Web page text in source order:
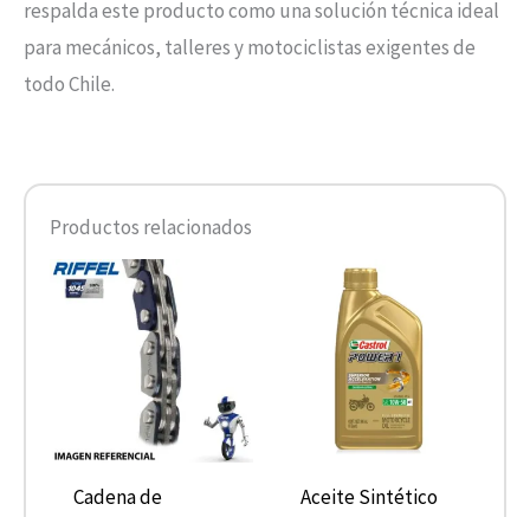
respalda este producto como una solución técnica ideal
para mecánicos, talleres y motociclistas exigentes de
todo Chile.
Productos relacionados
Cadena de Aceite Sintético